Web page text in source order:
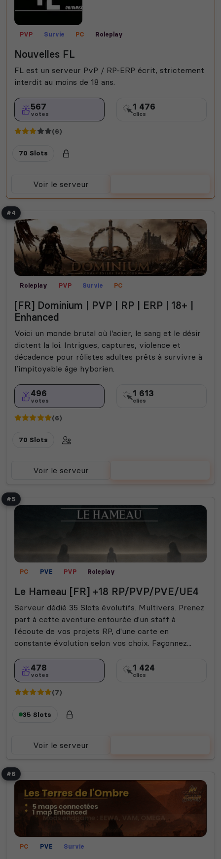
PVP Survie PC Roleplay
Nouvelles FL
FL est un serveur PvP / RP-ERP écrit, strictement
interdit au moins de 18 ans.
567
votes
1 476
clics
(6)
70 Slots
Voir le serveur
#4
Roleplay PVP Survie PC
[FR] Dominium | PVP | RP | ERP | 18+ |
Enhanced
Voici un monde brutal où l’acier, le sang et le désir
dictent la loi. Intrigues, captures, violence et
décadence pour rôlistes adultes prêts à survivre à
l’impitoyable âge hyborien.
496
votes
1 613
clics
(6)
70 Slots
Voir le serveur
#5
PC PVE PVP Roleplay
Le Hameau [FR] +18 RP/PVP/PVE/UE4
Serveur dédié 35 Slots évolutifs. Multivers. Prenez
part à cette aventure entourée d'un staff à
l'écoute de vos projets RP, d'une carte en
constante évolution selon vos choix. Façonnez...
478
votes
1 424
clics
(7)
35 Slots
Voir le serveur
#6
PC PVE Survie